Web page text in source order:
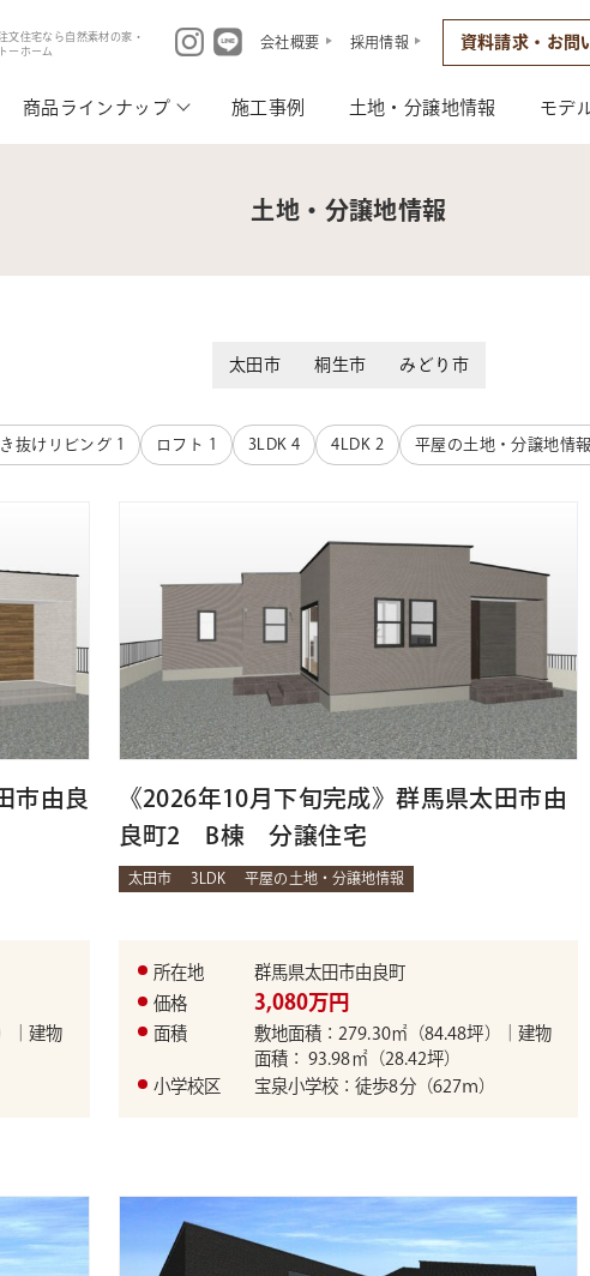
文住宅なら自然素材の家・
ーホーム
会社概要 採用情報 資料請求・お問
商品ラインナップ 施工事例 土地・分譲地情報 モデ
土地・分譲地情報
太田市 桐生市 みどり市
抜けリビング 1 ロフト 1 3LDK 4 4LDK 2 平屋の土地・分譲地情報
市由良
｜建物
《2026年10月下旬完成》群馬県太田市由
良町2 B棟 分譲住宅
太田市 3LDK 平屋の土地・分譲地情報
所在地
群馬県太田市由良町
価格
3,080万円
面積
敷地面積：279.30㎡（84.48坪）｜建物
面積： 93.98㎡（28.42坪）
小学校区
宝泉小学校：徒歩8分（627ｍ）